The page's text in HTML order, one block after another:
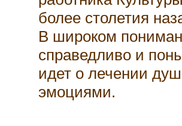
более столетия
В широком
справедливо и
идет о лечении
эмоциями.